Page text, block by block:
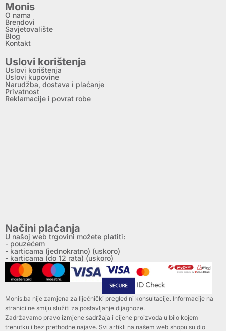
Monis
O nama
Brendovi
Savjetovalište
Blog
Kontakt
Uslovi korištenja
Uslovi korištenja
Uslovi kupovine
Narudžba, dostava i plaćanje
Privatnost
Reklamacije i povrat robe
Načini plaćanja
U našoj web trgovini možete platiti:
- pouzećem
- karticama (jednokratno) (uskoro)
- karticama (do 12 rata) (uskoro)
Monis.ba nije zamjena za liječnički pregled ni konsultacije. Informacije na
stranici ne smiju služiti za postavljanje dijagnoze.
Zadržavamo pravo izmjene sadržaja i cijene proizvoda u bilo kojem
trenutku i bez prethodne najave. Svi artikli na našem web shopu su dio